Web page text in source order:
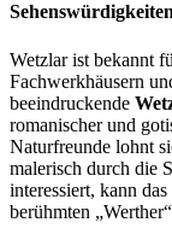
Wetzlar ist bekannt
Fachwerkhäusern
beeindruckende
romanischer und
Naturfreunde lohnt
malerisch durch die
interessiert, kann das
berühmten